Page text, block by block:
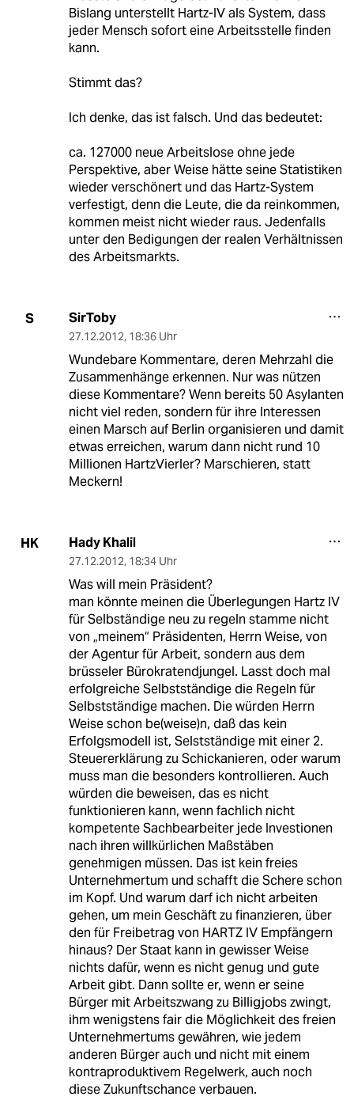
Bislang unterstellt Hartz-IV als System, dass
jeder Mensch sofort eine Arbeitsstelle finden
kann.
Stimmt das?
Ich denke, das ist falsch. Und das bedeutet:
ca. 127000 neue Arbeitslose ohne jede
Perspektive, aber Weise hätte seine Statistiken
wieder verschönert und das Hartz-System
verfestigt, denn die Leute, die da reinkommen,
kommen meist nicht wieder raus. Jedenfalls
unter den Bedigungen der realen Verhältnissen
des Arbeitsmarkts.
S SirToby
27.12.2012, 18:36 Uhr
Wundebare Kommentare, deren Mehrzahl die
Zusammenhänge erkennen. Nur was nützen
diese Kommentare? Wenn bereits 50 Asylanten
nicht viel reden, sondern für ihre Interessen
einen Marsch auf Berlin organisieren und damit
etwas erreichen, warum dann nicht rund 10
Millionen HartzVierler? Marschieren, statt
Meckern!
HK Hady Khalil
27.12.2012, 18:34 Uhr
Was will mein Präsident?
man könnte meinen die Überlegungen Hartz IV
für Selbständige neu zu regeln stamme nicht
von „meinem“ Präsidenten, Herrn Weise, von
der Agentur für Arbeit, sondern aus dem
brüsseler Bürokratendjungel. Lasst doch mal
erfolgreiche Selbstständige die Regeln für
Selbstständige machen. Die würden Herrn
Weise schon be(weise)n, daß das kein
Erfolgsmodell ist, Selstständige mit einer 2.
Steuererklärung zu Schickanieren, oder warum
muss man die besonders kontrollieren. Auch
würden die beweisen, das es nicht
funktionieren kann, wenn fachlich nicht
kompetente Sachbearbeiter jede Investionen
nach ihren willkürlichen Maßstäben
genehmigen müssen. Das ist kein freies
Unternehmertum und schafft die Schere schon
im Kopf. Und warum darf ich nicht arbeiten
gehen, um mein Geschäft zu finanzieren, über
den für Freibetrag von HARTZ IV Empfängern
hinaus? Der Staat kann in gewisser Weise
nichts dafür, wenn es nicht genug und gute
Arbeit gibt. Dann sollte er, wenn er seine
Bürger mit Arbeitszwang zu Billigjobs zwingt,
ihm wenigstens fair die Möglichkeit des freien
Unternehmertums gewähren, wie jedem
anderen Bürger auch und nicht mit einem
kontraproduktivem Regelwerk, auch noch
diese Zukunftschance verbauen.